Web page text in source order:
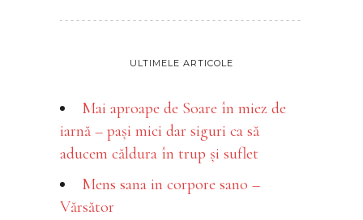
ULTIMELE ARTICOLE
Mai aproape de Soare în miez de
iarnă – pași mici dar siguri ca să
aducem căldura în trup și suflet
Mens sana in corpore sano –
Vărsător